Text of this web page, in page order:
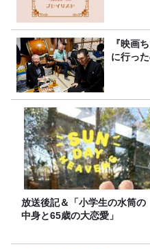
『映画
に行っ
放送後記＆「小学生の水筒の
中身と65歳の大恋愛」